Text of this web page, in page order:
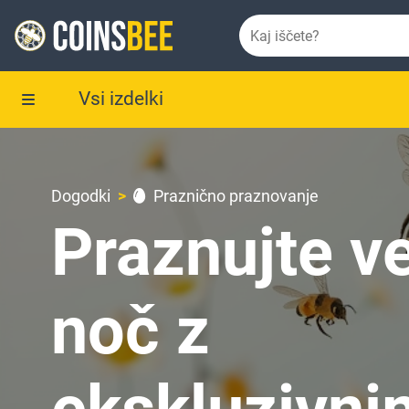
Vsi izdelki
Dogodki Praznično praznovanje
Praznujte
noč z